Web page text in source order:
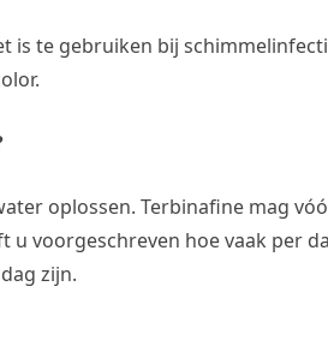
is te gebruiken bij
oplossen. Terbinafine mag
voorgeschreven hoe vaak per
zijn.